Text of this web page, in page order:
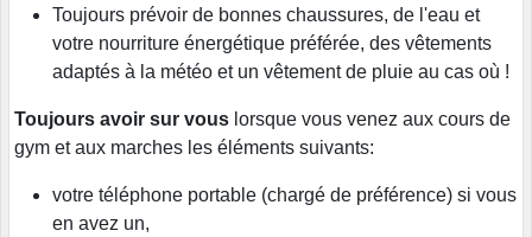
Toujours prévoir de bonnes chaussures, de l'eau et
votre nourriture énergétique préférée, des vêtements
adaptés à la météo et un vêtement de pluie au cas où !
Toujours avoir sur vous lorsque vous venez aux cours de
gym et aux marches les éléments suivants:
votre téléphone portable (chargé de préférence) si vous
en avez un,